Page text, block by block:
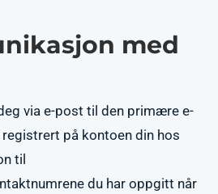
med
via e-post til den primære e-
på kontoen din hos
til
du har oppgitt når